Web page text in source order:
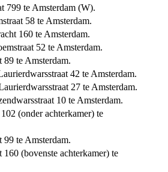
799 te Amsterdam (W).
58 te Amsterdam.
160 te Amsterdam.
52 te Amsterdam.
89 te Amsterdam.
42 te Amsterdam.
27 te Amsterdam.
10 te Amsterdam.
(onder achterkamer) te
99 te Amsterdam.
(bovenste achterkamer) te